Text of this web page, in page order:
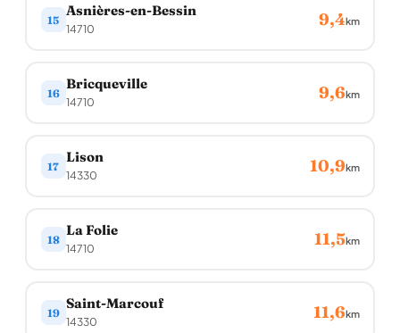
15
Asnières-en-Bessin
14710 9,4km
16
Bricqueville
14710 9,6km
17
Lison
14330 10,9km
18
La Folie
14710 11,5km
19
Saint-Marcouf
14330 11,6km